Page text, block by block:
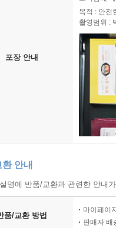
포장 안내
목적 : 안전
촬영범위 :
안내
명에 반품/교환과 관련한 안내
품/교환 방법
마이페이
판매자 배